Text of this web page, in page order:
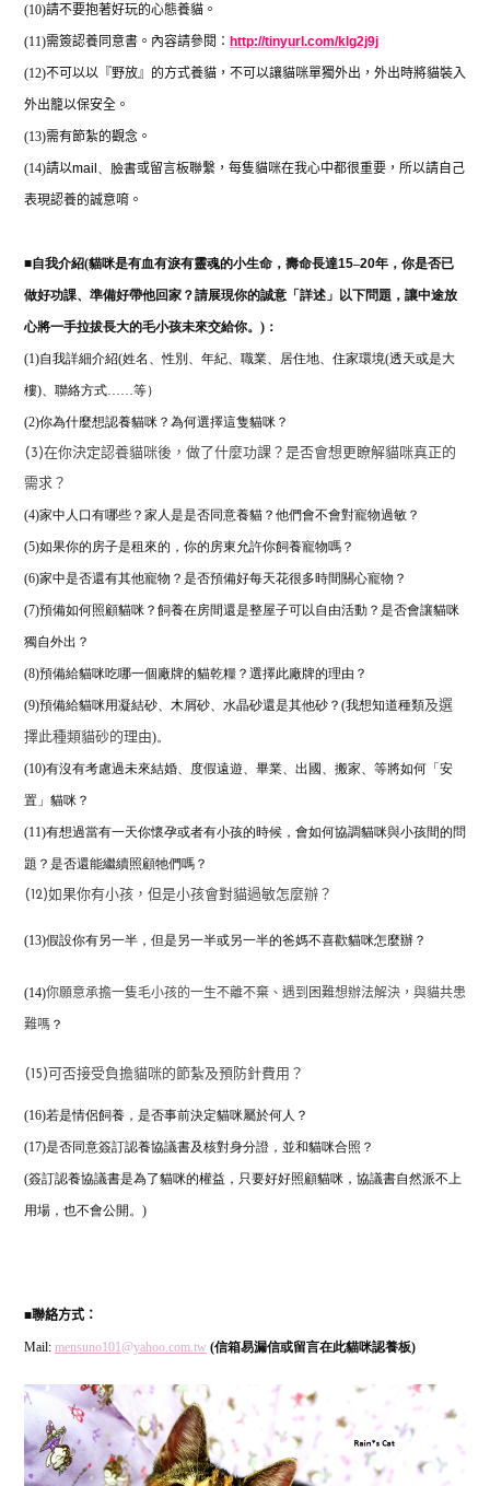
(10)請不要抱著好玩的心態養貓。
(11)需簽認養同意書。內容請參閱： http://tinyurl.com/klg2j9j
(12)不可以以『野放』的方式養貓，不可以讓貓咪單獨外出，外出時將貓裝入
外出籠以保安全。
(13)需有節紮的觀念。
(14)請以mail 臉書或留言板聯繫，每隻貓咪在我心中都很重要，所以請自己
表現認養的誠意唷。
■自我介紹(貓咪是有血有淚有靈魂的小生命，壽命長達15–20年，你是否已
做好功課、準備好帶他回家？請展現你的誠意「詳述」以下問題，讓中途放
心將一手拉拔長大的毛小孩未來交給你。)：
(1)自我詳細介紹(姓名、性別、年紀、職業、居住地、住家環境(透天或是大
樓)、聯絡方式……等）
(2)你為什麼想認養貓咪？為何選擇這隻貓咪？
(3)在你決定認養貓咪後，做了什麼功課？是否會想更瞭解貓咪真正的
需求？
(4)家中人口有哪些？家人是是否同意養貓？他們會不會對寵物過敏？
(5)如果你的房子是租來的，你的房東允許你飼養寵物嗎？
(6)家中是否還有其他寵物？是否預備好每天花很多時間關心寵物？
(7)預備如何照顧貓咪？飼養在房間還是整屋子可以自由活動？是否會讓貓咪
獨自外出？
(8)預備給貓咪吃哪一個廠牌的貓乾糧？ 選擇此廠牌的理由？
(9)預備給貓咪用凝結砂、木屑砂、水晶砂還是其他砂？(我想知道種類及選
擇此種類貓砂的理由)。
(10)有沒有考慮過未來結婚、度假遠遊、畢業、出國、搬家、等將如何「安
置」貓咪？
(11)有想過當有一天你懷孕或者有小孩的時候， 會如何協調貓咪與小孩間的問
題？是否還能繼續照顧牠們嗎？
(12)如果你有小孩，但是小孩會對貓過敏怎麼辦？
(13)假設你有另一半，但是另一半或另一半的爸媽不喜歡貓咪怎麼辦？
(14)你願意承擔一隻毛小孩的一生不離不棄、遇到困難想辦法解決，與貓共患
難嗎？
(15)可否接受負擔貓咪的節紮及預防針費用？
(16)若是情侶飼養，是否事前決定貓咪屬於何人？
(17)是否同意簽訂認養協議書及核對身分證，並和貓咪合照？
(簽訂認養協議書是為了貓咪的權益，只要好好照顧貓咪，協議書自然派不上
用場，也不會公開。)
■聯絡方式：
Mail: mensuno101@yahoo.com.tw (信箱易漏信或留言在此貓咪認養板)